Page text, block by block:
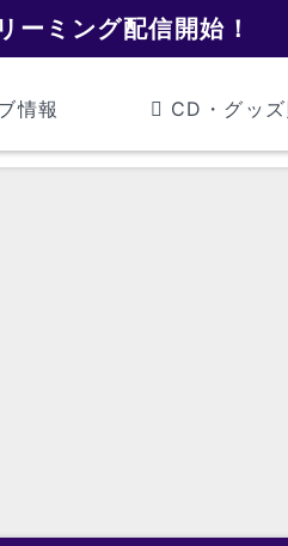
ーミング配信開始！
情報 CD・グッ